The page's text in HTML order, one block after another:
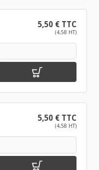
5,50 € TTC
(4,58 HT)
5,50 € TTC
(4,58 HT)